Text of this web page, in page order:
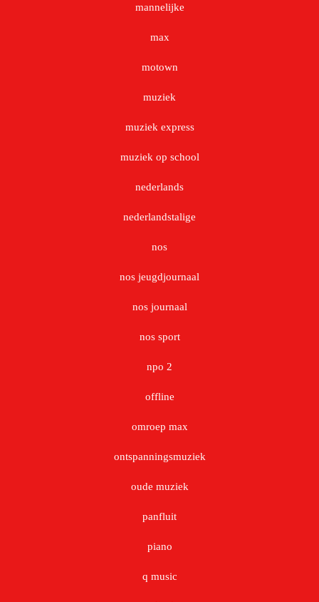
mannelijke
max
motown
muziek
muziek express
muziek op school
nederlands
nederlandstalige
nos
nos jeugdjournaal
nos journaal
nos sport
npo 2
offline
omroep max
ontspanningsmuziek
oude muziek
panfluit
piano
q music